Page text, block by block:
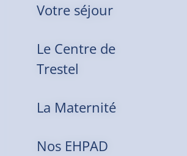
Votre séjour
Le Centre de
Trestel
La Maternité
Nos EHPAD